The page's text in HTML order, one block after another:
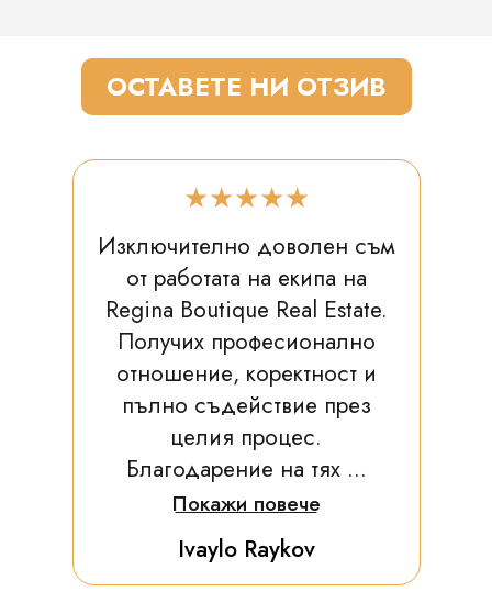
ОСТАВЕТЕ НИ ОТЗИВ
★★★★★
Изключително доволен съм
от работата на екипа на
Regina Boutique Real Estate.
Получих професионално
отношение, коректност и
пълно съдействие през
целия процес.
Благодарение на тях ...
Покажи повече
Ivaylo Raykov